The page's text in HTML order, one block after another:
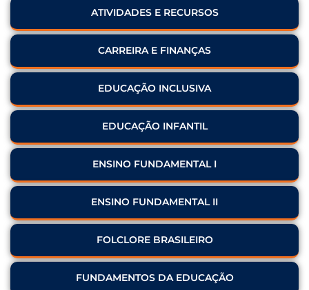
ATIVIDADES E RECURSOS
CARREIRA E FINANÇAS
EDUCAÇÃO INCLUSIVA
EDUCAÇÃO INFANTIL
ENSINO FUNDAMENTAL I
ENSINO FUNDAMENTAL II
FOLCLORE BRASILEIRO
FUNDAMENTOS DA EDUCAÇÃO